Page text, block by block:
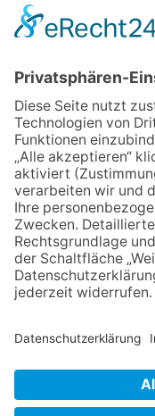
06.08.2026
06.08.2026
06.08.2026